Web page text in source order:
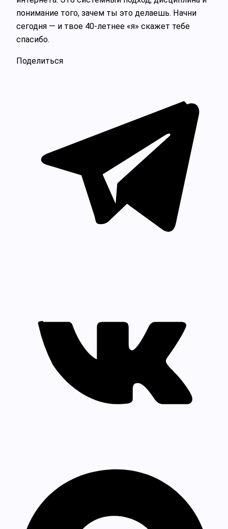
понимание того, зачем ты это делаешь. Начни
сегодня — и твое 40-летнее «я» скажет тебе
спасибо.
Поделиться